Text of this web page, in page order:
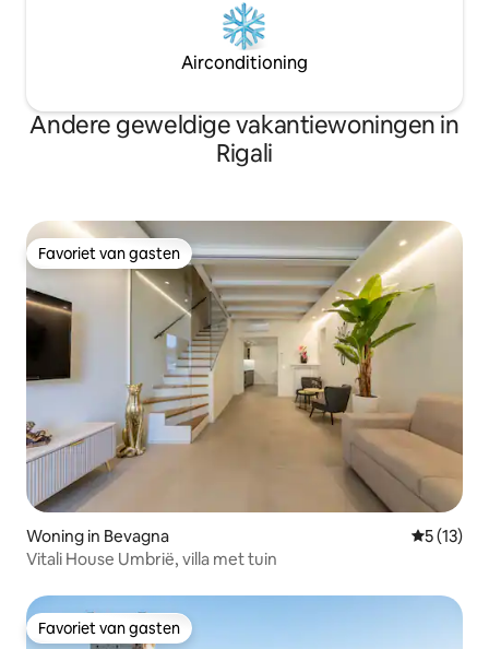
Airconditioning
Andere geweldige vakantiewoningen in
Rigali
Favoriet van gasten
Favoriet van gasten
Woning in Bevagna
5 (13)
Vitali House Umbrië, villa met tuin
Favoriet van gasten
Favoriet van gasten